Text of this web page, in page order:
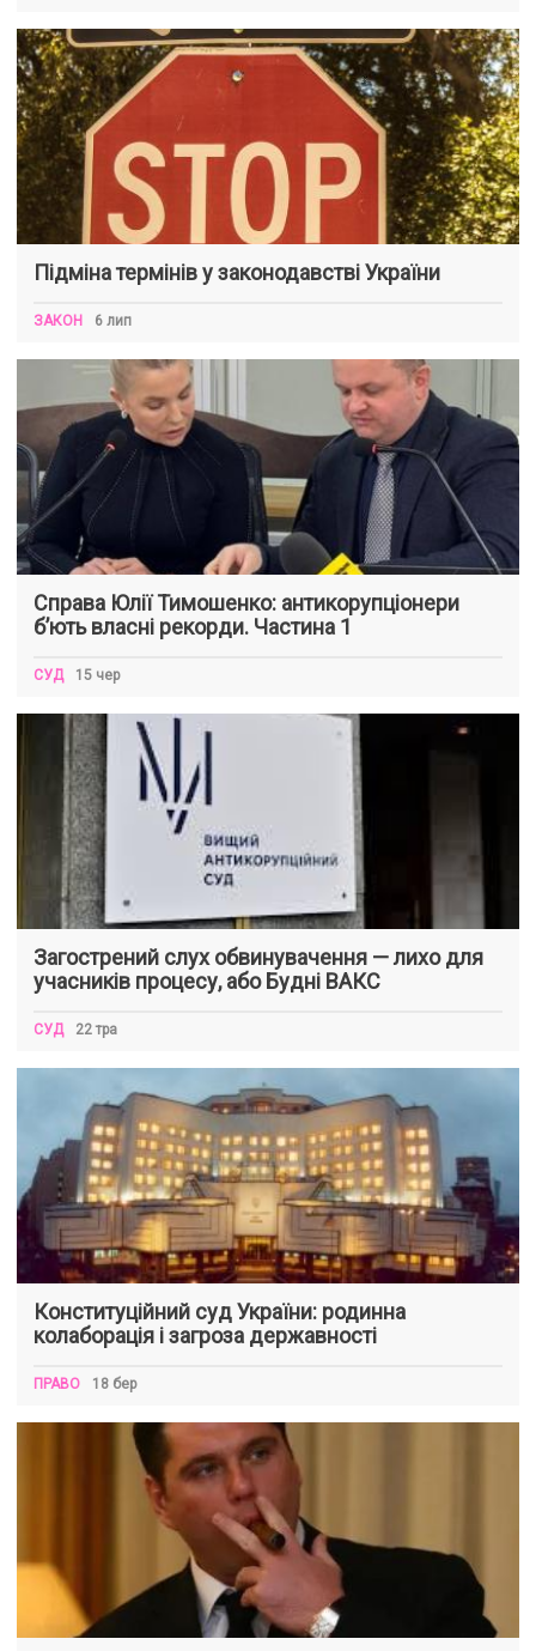
Підміна термінів у законодавстві України
ЗАКОН 6 лип
Справа Юлії Тимошенко: антикорупціонери
б’ють власні рекорди. Частина 1
СУД 15 чер
Загострений слух обвинувачення — лихо для
учасників процесу, або Будні ВАКС
СУД 22 тра
Конституційний суд України: родинна
колаборація і загроза державності
ПРАВО 18 бер